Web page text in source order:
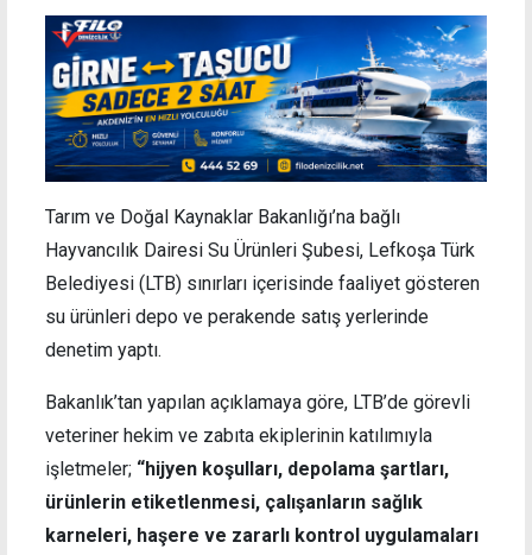
Tarım ve Doğal Kaynaklar Bakanlığı’na bağlı
Hayvancılık Dairesi Su Ürünleri Şubesi, Lefkoşa Türk
Belediyesi (LTB) sınırları içerisinde faaliyet gösteren
su ürünleri depo ve perakende satış yerlerinde
denetim yaptı.
Bakanlık’tan yapılan açıklamaya göre, LTB’de görevli
veteriner hekim ve zabıta ekiplerinin katılımıyla
işletmeler; “hijyen koşulları, depolama şartları,
ürünlerin etiketlenmesi, çalışanların sağlık
karneleri, haşere ve zararlı kontrol uygulamaları